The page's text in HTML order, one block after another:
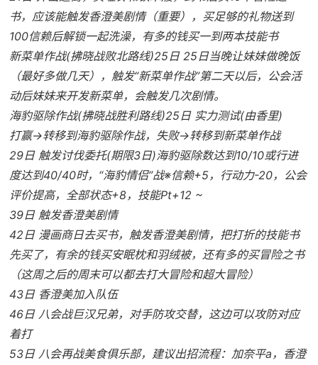
书，应该能触发香澄美剧情（重要），买足够的礼物送到
100信赖后解锁一起洗澡，有多的钱买一到两本技能书
新菜单作战(拂晓战败北路线)25日 25日当晚让妹妹做晚饭
（最好多做几天），触发“新菜单作战”第二天以后，公会活
动后妹妹来开发新菜单，会触发几次剧情。
海豹驱除作战(拂晓战胜利路线)25日 实力测试(由香里)
打赢→转移到海豹驱除作战，失败→转移到新菜单作战
29日 触发讨伐委托(期限3日)海豹驱除数达到10/10或行进
度达到40/40时，“海豹情侣”战※信赖+5，行动力-20，公会
评价提高，全部状态+8，技能Pt+12 ~
39日 触发香澄美剧情
42日 漫画商日去买书，触发香澄美剧情，把打折的技能书
先买了，有余的钱买安眠枕和羽绒被，还有多的买冒险之书
（这周之后的周末可以都去打大冒险和超大冒险）
43日 香澄美加入队伍
46日 八会战巨汉兄弟，对手防攻交替，这边可以攻防对应
着打
53日 八会再战美食俱乐部，建议出招流程：加奈平a，香澄